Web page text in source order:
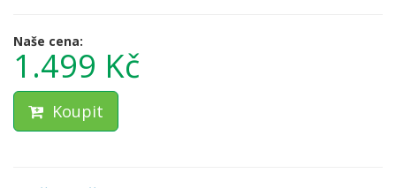
Naše cena:
1.499 Kč
Koupit